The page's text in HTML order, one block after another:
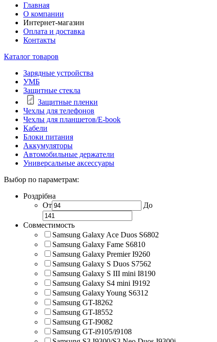
Главная
О компании
Интернет-магазин
Оплата и доставка
Контакты
Каталог товаров
Зарядные устройства
УМБ
Защитные стекла
Защитные пленки
Чехлы для телефонов
Чехлы для планшетов/E-book
Кабели
Блоки питания
Аккумуляторы
Автомобильные держатели
Универсальные аксессуары
Выбор по параметрам:
Роздрібна
От
До
Совместимость
Samsung Galaxy Ace Duos S6802
Samsung Galaxy Fame S6810
Samsung Galaxy Premier I9260
Samsung Galaxy S Duos S7562
Samsung Galaxy S III mini I8190
Samsung Galaxy S4 mini I9192
Samsung Galaxy Young S6312
Samsung GT-I8262
Samsung GT-I8552
Samsung GT-I9082
Samsung GT-i9105/i9108